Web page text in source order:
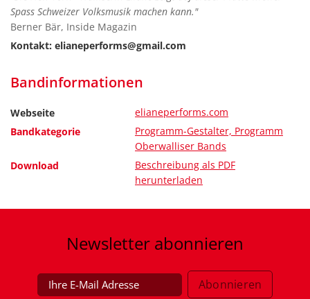
Spass Schweizer Volksmusik machen kann."
Berner Bär, Inside Magazin
Kontakt: elianeperforms@gmail.com
Bandinformationen
Webseite
elianeperforms.com
Bandkategorie
Programm-Gestalter, Programm
Oberwalliser Bands
Download
Beschreibung als PDF
herunterladen
Newsletter abonnieren